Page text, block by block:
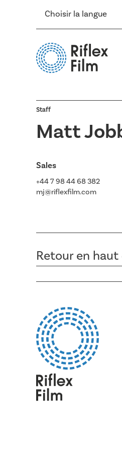
Choisir la langue
Staff
Matt
Sales
+44 7 98 44 68 382
mj@riflexfilm.com
Retour en haut